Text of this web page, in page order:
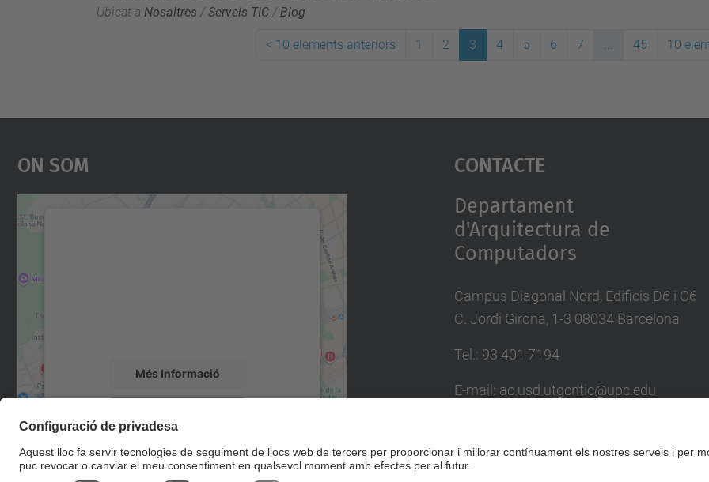
Ubicat a Nosaltres /Serveis TIC /Blog
< 10 elements anteriors 1 2 3 4 5 6 7 ... 45 10
On Som
Més Informació
Management Platform
Contacte
Departament
d'Arquitectura de
Computadors
Campus Diagonal Nord, Edificis D6 i C6
C. Jordi Girona, 1-3 08034 Barcelona
Tel.: 93 401 7194
E-mail: ac.usd.utgcntic@upc.edu
Formulari de contacte